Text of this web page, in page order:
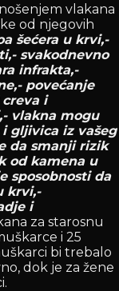
vlakana
od njegovih
šećera u krvi,-
svakodnevno
infrakta,-
povećanje
i
vlakna mogu
gljivica iz vašeg
da smanji rizik
od kamena u
sposobnosti da
krvi,-
i
za starosnu
i 25
bi trebalo
dok je za žene